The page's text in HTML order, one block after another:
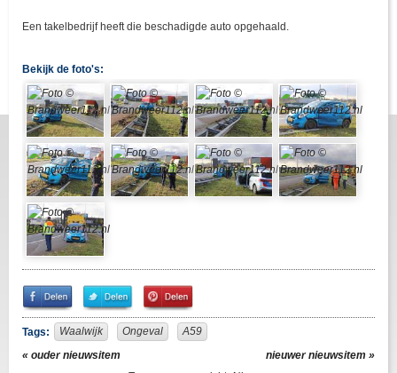
Een takelbedrijf heeft die beschadigde auto opgehaald.
Bekijk de foto's:
Share
on
Facebook
Share
on
Twitter
Pin
It!
Tags: Waalwijk Ongeval
A59
« ouder nieuwsitem
nieuwer nieuwsitem »